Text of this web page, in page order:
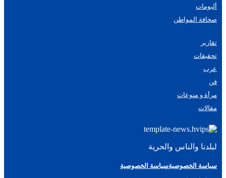
ألبومات
صحافة المواطن
تقارير
تحقيقات
عرب
فن
مرأة و منوعات
مقالات
لبلدنا والناس والحرية
سياسة الخصوصيةسياسة الخصوصية